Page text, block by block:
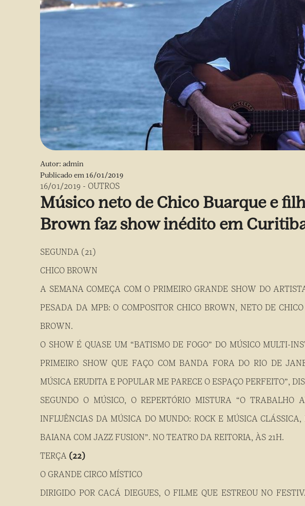
Autor: admin
Publicado em16/01/2019
16/01/2019 - OUTROS
Músico neto de Chico Buarque e
Brown faz show inédito em
SEGUNDA (21)
CHICO BROWN
A SEMANA COMEÇA COM O PRIMEIRO GRANDE SHOW DO
PESADA DA MPB: O COMPOSITOR CHICO BROWN, NETO DE
BROWN.
O SHOW É QUASE UM “BATISMO DE FOGO” DO MÚSICO MULTI-
PRIMEIRO SHOW QUE FAÇO COM BANDA FORA DO RIO DE
MÚSICA ERUDITA E POPULAR ME PARECE O ESPAÇO PERFEITO”,
SEGUNDO O MÚSICO, O REPERTÓRIO MISTURA “O
INFLUÊNCIAS DA MÚSICA DO MUNDO: ROCK E MÚSICA
BAIANA COM JAZZ FUSION”. NO TEATRO DA REITORIA, ÀS 21H.
TERÇA (22)
O GRANDE CIRCO MÍSTICO
DIRIGIDO POR CACÁ DIEGUES, O FILME QUE ESTREOU NO